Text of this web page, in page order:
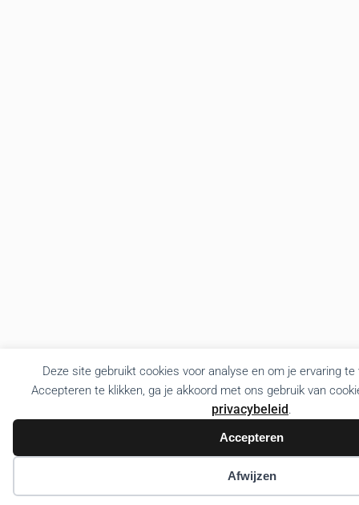
Deze site gebruikt cookies voor analyse en om je ervaring
Accepteren te klikken, ga je akkoord met ons gebruik van
privacybeleid.
Accepteren
Afwijzen